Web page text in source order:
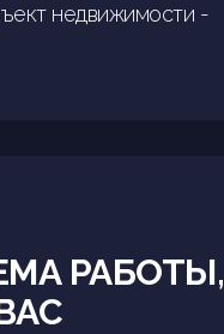
недвижимости -
РАБОТЫ,